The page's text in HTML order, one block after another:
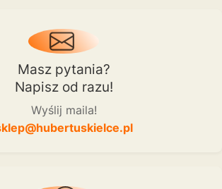
Masz pytania?
Napisz od razu!
Wyślij maila!